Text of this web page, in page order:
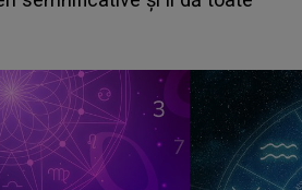
față, eu nu te iubesc pentru